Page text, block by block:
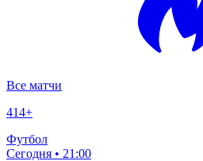
Все матчи
414+
Футбол
Сегодня • 21:00